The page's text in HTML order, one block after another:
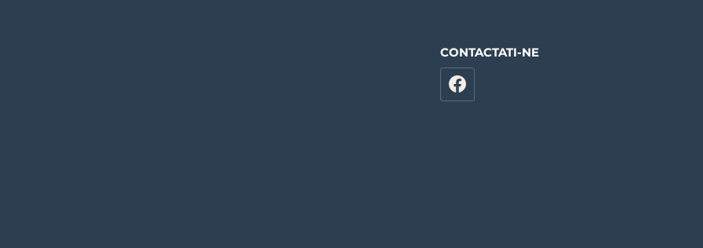
CONTACTATI-NE